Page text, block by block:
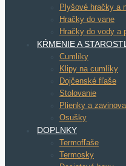
Plyšové hračky a
Hračky do vane
Hračky do vody a
KŔMENIE A
Cumlíky
Klipy na cumlíky
Dojčenské fľaše
Stolovanie
Plienky a
Osušky
DOPLNKY
Termofľaše
Termosky